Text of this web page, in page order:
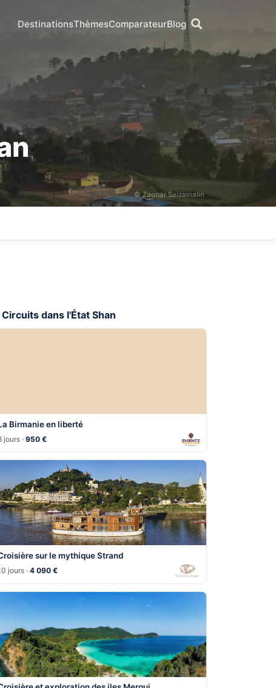
DestinationsThèmesComparateurBlog
© Zaonar Saizainalin
dans l'État Shan
Birmanie en liberté
jours ·950 €
sur le mythique Strand
jours ·4 090 €